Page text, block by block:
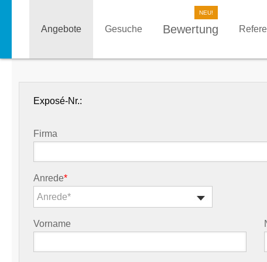
Angebote Gesuche Bewertung
Exposé-Nr.:
Firma
Anrede*
Anrede*
Vorname